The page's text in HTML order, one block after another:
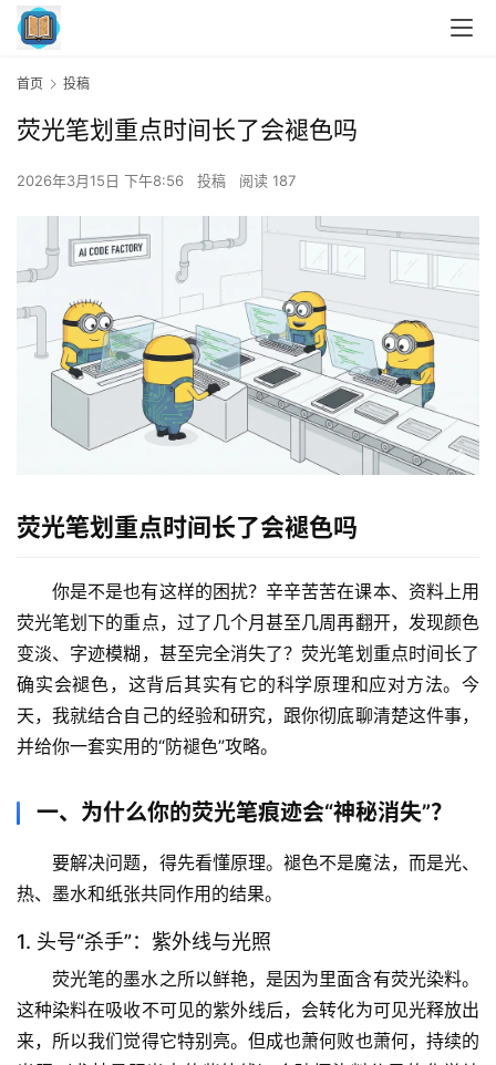
首页 投稿
荧光笔划重点时间长了会褪色吗
2026年3月15日 下午8:56 投稿 阅读 187
荧光笔划重点时间长了会褪色吗
你是不是也有这样的困扰？辛辛苦苦在课本、资料上用
荧光笔划下的重点，过了几个月甚至几周再翻开，发现颜色
变淡、字迹模糊，甚至完全消失了？ 荧光笔划重点时间长了
确实会褪色，这背后其实有它的科学原理和应对方法。今
天，我就结合自己的经验和研究，跟你彻底聊清楚这件事，
并给你一套实用的“防褪色”攻略。
一、为什么你的荧光笔痕迹会“神秘消失”？
要解决问题，得先看懂原理。褪色不是魔法，而是光、
热、墨水和纸张共同作用的结果。
1. 头号“杀手”：紫外线与光照
荧光笔的墨水之所以鲜艳，是因为里面含有荧光染料。
这种染料在吸收不可见的紫外线后，会转化为可见光释放出
来，所以我们觉得它特别亮。但成也萧何败也萧何，持续的